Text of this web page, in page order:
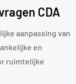
CDA
aanpassing van
en
ruimtelijke